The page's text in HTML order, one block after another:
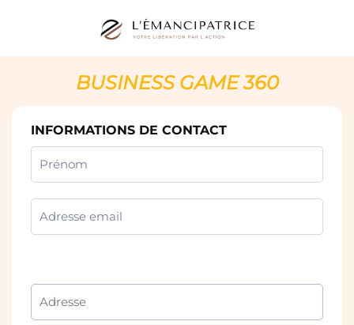
BUSINESS GAME 360
INFORMATIONS DE CONTACT